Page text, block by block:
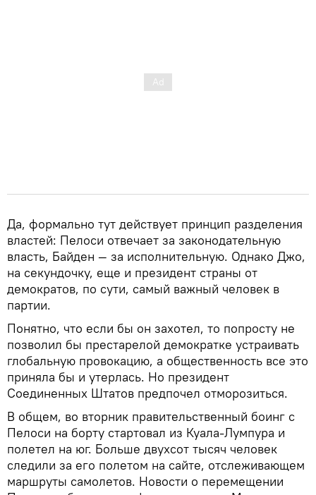
Да, формально тут действует принцип разделения
властей: Пелоси отвечает за законодательную
власть, Байден — за исполнительную. Однако Джо,
на секундочку, еще и президент страны от
демократов, по сути, самый важный человек в
партии.
Понятно, что если бы он захотел, то попросту не
позволил бы престарелой демократке устраивать
глобальную провокацию, а общественность все это
приняла бы и утерлась. Но президент
Соединенных Штатов предпочел отморозиться.
В общем, во вторник правительственный боинг с
Пелоси на борту стартовал из Куала-Лумпура и
полетел на юг. Больше двухсот тысяч человек
следили за его полетом на сайте, отслеживающем
маршруты самолетов. Новости о перемещении